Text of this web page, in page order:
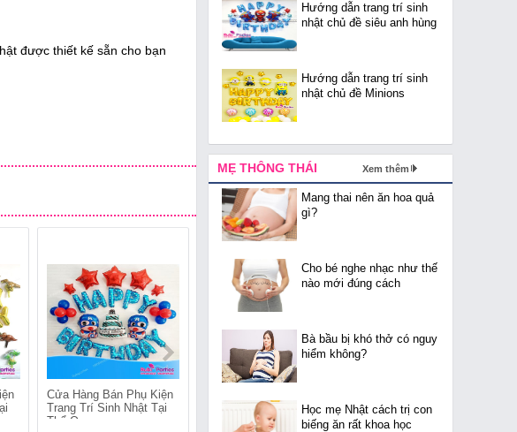
được thiết kế sẵn cho bạn
Cửa Hàng Bán Phụ Kiện
Trang Trí Sinh Nhật Tại
Thổ Quan
Trang Trí Sinh Nhật Tại
Quốc Tử Giám
Trang Trí Sinh Nhật Tại
Quang Trung
Hướng dẫn trang trí sinh
nhật chủ đề siêu anh hùng
Hướng dẫn trang trí sinh
nhật chủ đề Minions
MẸ THÔNG THÁI Xem thêm
Mang thai nên ăn hoa quả
gì?
Cho bé nghe nhạc như thế
nào mới đúng cách
Bà bầu bị khó thở có nguy
hiểm không?
Học mẹ Nhật cách trị con
biếng ăn rất khoa học